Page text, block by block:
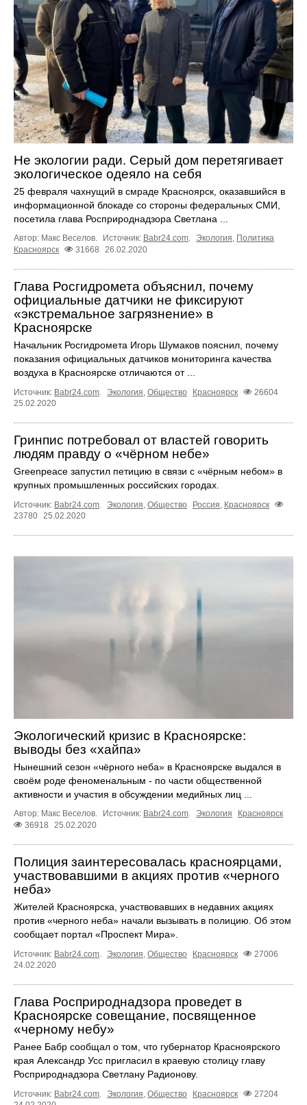
Не экологии ради. Серый дом перетягивает
экологическое одеяло на себя
25 февраля чахнущий в смраде Красноярск, оказавшийся в
информационной блокаде со стороны федеральных СМИ,
посетила глава Росприроднадзора Светлана ...
Автор: Макс Веселов. Источник: Babr24.com Экология Политика
Красноярск
31668 26.02.2020
Глава Росгидромета объяснил, почему
официальные датчики не фиксируют
«экстремальное загрязнение» в
Красноярске
Начальник Росгидромета Игорь Шумаков пояснил, почему
показания официальных датчиков мониторинга качества
воздуха в Красноярске отличаются от ...
Источник: Babr24.com. Экология, Общество Красноярск
26604
25.02.2020
Гринпис потребовал от властей говорить
людям правду о «чёрном небе»
Greenpeace запустил петицию в связи с «чёрным небом» в
крупных промышленных российских городах.
Источник: Babr24.com. Экология, Общество Россия, Красноярск
23780 25.02.2020
Экологический кризис в Красноярске:
выводы без «хайпа»
Нынешний сезон «чёрного неба» в Красноярске выдался в
своём роде феноменальным - по части общественной
активности и участия в обсуждении медийных лиц ...
Автор: Макс Веселов. Источник: Babr24.com Экология
Красноярск
36918
25.02.2020
Полиция заинтересовалась красноярцами,
участвовавшими в акциях против «черного
неба»
Жителей Красноярска, участвовавших в недавних акциях
против «черного неба» начали вызывать в полицию. Об этом
сообщает портал «Проспект Мира».
Источник: Babr24.com. Экология, Общество Красноярск
27006
24.02.2020
Глава Росприроднадзора проведет в
Красноярске совещание, посвященное
«черному небу»
Ранее Бабр сообщал о том, что губернатор Красноярского
края Александр Усс пригласил в краевую столицу главу
Росприроднадзора Светлану Радионову.
Источник: Babr24.com. Экология, Общество Красноярск
27204